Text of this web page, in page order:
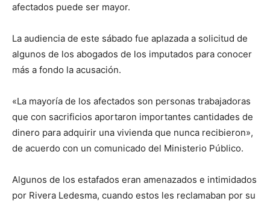
afectados puede ser mayor.
La audiencia de este sábado fue aplazada a solicitud de
algunos de los abogados de los imputados para conocer
más a fondo la acusación.
«La mayoría de los afectados son personas trabajadoras
que con sacrificios aportaron importantes cantidades de
dinero para adquirir una vivienda que nunca recibieron»,
de acuerdo con un comunicado del Ministerio Público.
Algunos de los estafados eran amenazados e intimidados
por Rivera Ledesma, cuando estos les reclamaban por su